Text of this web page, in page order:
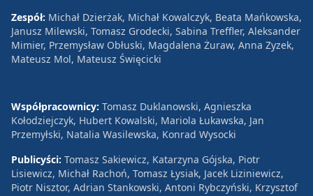
Zespół: Michał Dzierżak, Michał Kowalczyk, Beata Mańkowska,
Janusz Milewski, Tomasz Grodecki, Sabina Treffler, Aleksander
Mimier, Przemysław Obłuski, Magdalena Żuraw, Anna Zyzek,
Mateusz Mol, Mateusz Święcicki
Współpracownicy: Tomasz Duklanowski, Agnieszka
Kołodziejczyk, Hubert Kowalski, Mariola Łukawska, Jan
Przemyłski, Natalia Wasilewska, Konrad Wysocki
Publicyści: Tomasz Sakiewicz, Katarzyna Gójska, Piotr
Lisiewicz, Michał Rachoń, Tomasz Łysiak, Jacek Liziniewicz,
Piotr Nisztor, Adrian Stankowski, Antoni Rybczyński, Krzysztof